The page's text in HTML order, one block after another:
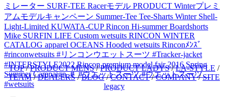
ミレーター SURF-TEE Racerモデル PRODUCT Winterプレミ
アムモデルキャンペーン Summer-Tee Tee-Sharts Winter Shell-
Light-Limited KUWATA-CUP Rincon Hi-summer Boardshorts
Mike SURFIN LIFE Custom wetsuits RINCON WINTER
CATALOG apparel OCEANS Hooded wetsuits Rinconﾒﾝｽﾞ
#rinconwetsuits #リンコンウエットスーツ #Tracker-jacket
#INTERSTYLE2022 Rincon premium model fair 2016 Spring
Summer Campaign ＃ #ウエットスーツ #ウエットスーツ
#wetsuits
TOP/PRODUCT MENS/PRODUCT LADYS/LA-STYLE /
TEAM/DEALERS/BLOG/CONTACT/COMPANY/SITE
legacy